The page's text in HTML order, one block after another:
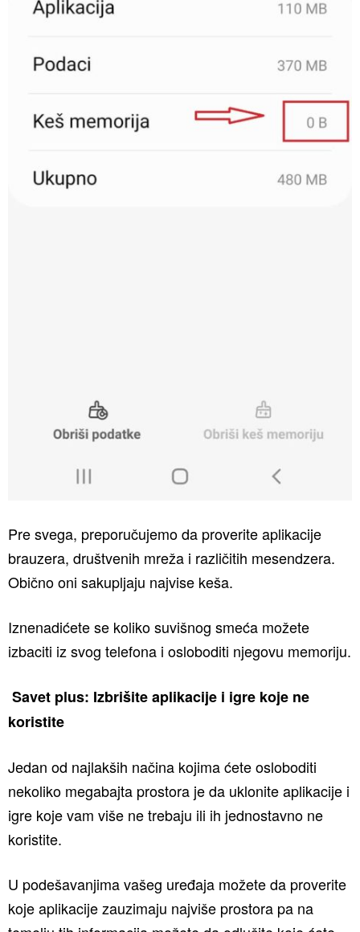
Pre svega, preporučujemo da proverite aplikacije
brauzera, društvenih mreža i različitih mesendzera.
Obično oni sakupljaju najvise keša.
Iznenadićete se koliko suvišnog smeća možete
izbaciti iz svog telefona i osloboditi njegovu memoriju.
Savet plus: Izbrišite aplikacije i igre koje ne
koristite
Jedan od najlakših načina kojima ćete osloboditi
nekoliko megabajta prostora je da uklonite aplikacije i
igre koje vam više ne trebaju ili ih jednostavno ne
koristite.
U podešavanjima vašeg uređaja možete da proverite
koje aplikacije zauzimaju najviše prostora pa na